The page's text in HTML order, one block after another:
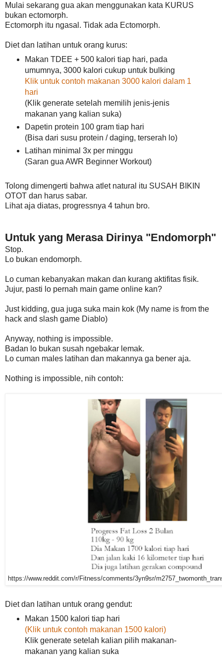
Mulai sekarang gua akan menggunakan kata KURUS
bukan ectomorph.
Ectomorph itu ngasal. Tidak ada Ectomorph.
Diet dan latihan untuk orang kurus:
Makan TDEE + 500 kalori tiap hari, pada
umumnya, 3000 kalori cukup untuk bulking
Klik untuk contoh makanan 3000 kalori dalam 1
hari
(Klik generate setelah memilih jenis-jenis
makanan yang kalian suka)
Dapetin protein 100 gram tiap hari
(Bisa dari susu protein / daging, terserah lo)
Latihan minimal 3x per minggu
(Saran gua AWR Beginner Workout)
Tolong dimengerti bahwa atlet natural itu SUSAH BIKIN
OTOT dan harus sabar.
Lihat aja diatas, progressnya 4 tahun bro.
Untuk yang Merasa Dirinya "Endomorph"
Stop.
Lo bukan endomorph.
Lo cuman kebanyakan makan dan kurang aktifitas fisik.
Jujur, pasti lo pernah main game online kan?
Just kidding, gua juga suka main kok (My name is from the
hack and slash game Diablo)
Anyway, nothing is impossible.
Badan lo bukan susah ngebakar lemak.
Lo cuman males latihan dan makannya ga bener aja.
Nothing is impossible, nih contoh:
https://www.reddit.com/r/Fitness/comments/3yn9sr/
Diet dan latihan untuk orang gendut:
Makan 1500 kalori tiap hari
(Klik untuk contoh makanan 1500 kalori)
Klik generate setelah kalian pilih makanan-
makanan yang kalian suka